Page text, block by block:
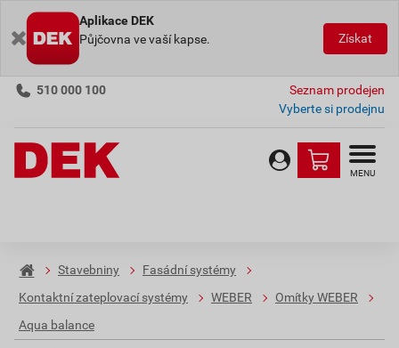
Aplikace DEK
Půjčovna ve vaší kapse.
Získat
510 000 100
Seznam prodejen
Vyberte si prodejnu
MENU
Stavebniny
Fasádní systémy
Kontaktní zateplovací systémy
WEBER
Omítky WEBER
Aqua balance